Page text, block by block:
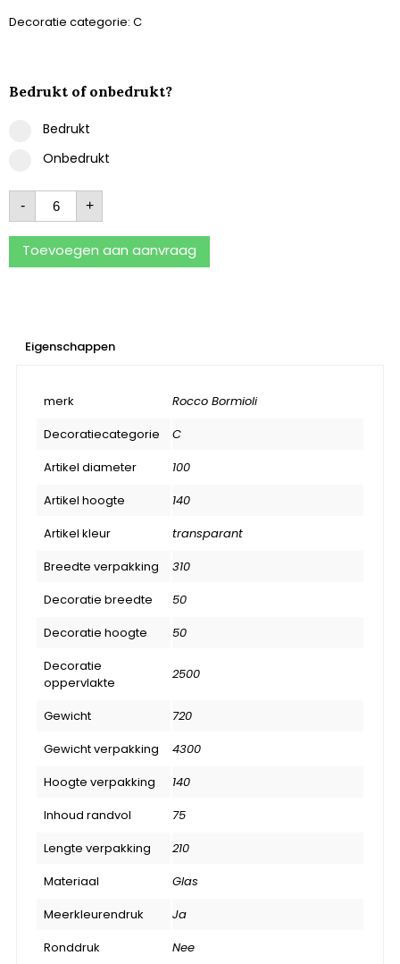
Decoratie categorie: C
Bedrukt of onbedrukt?
Bedrukt
Onbedrukt
- +
Toevoegen aan aanvraag
Eigenschappen
merk
Rocco Bormioli
Decoratiecategorie
C
Artikel diameter
100
Artikel hoogte
140
Artikel kleur
transparant
Breedte verpakking
310
Decoratie breedte
50
Decoratie hoogte
50
Decoratie
oppervlakte
2500
Gewicht
720
Gewicht verpakking
4300
Hoogte verpakking
140
Inhoud randvol
75
Lengte verpakking
210
Materiaal
Glas
Meerkleurendruk
Ja
Ronddruk
Nee